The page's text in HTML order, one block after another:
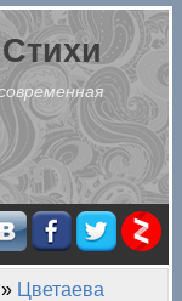
» Цветаева